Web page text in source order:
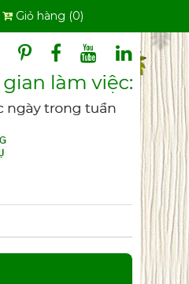
Giỏ hàng (0)